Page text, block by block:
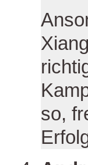
so,